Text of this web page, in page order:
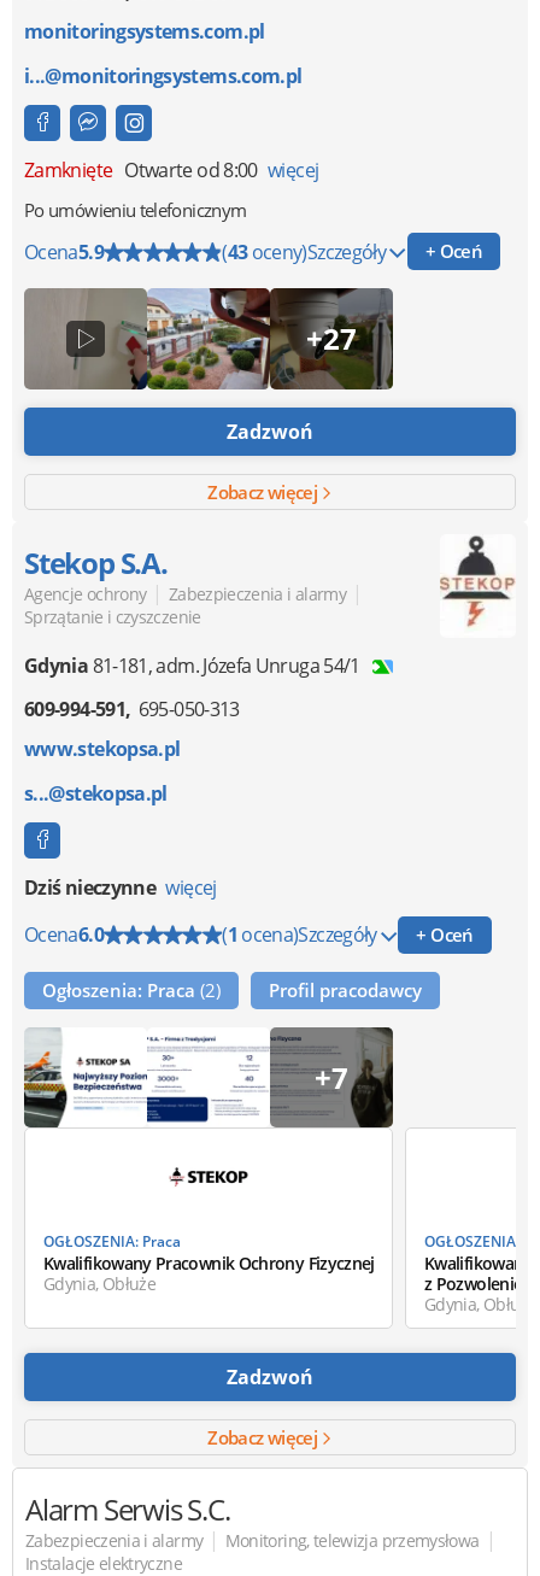
monitoringsystems.com.pl
i...@monitoringsystems.com.pl
Zamknięte Otwarte od 8:00 więcej
Po umówieniu telefonicznym
Ocena5.9 (43oceny)Szczegóły + Oceń
+27
Zadzwoń
Zobacz więcej
Stekop S.A.
Agencje ochrony | Zabezpieczenia i alarmy |
Sprzątanie i czyszczenie
Gdynia81-181,adm. Józefa Unruga 54/1
609-994-591 695-050-313
www.stekopsa.pl
s...@stekopsa.pl
Dziś nieczynne więcej
Ocena6.0 (1 ocena)Szczegóły + Oceń
Ogłoszenia: Praca (2) Profil pracodawcy
+7
OGŁOSZENIA: Praca
Kwalifikowany Pracownik Ochrony Fizycznej
Gdynia, Obłuże
OGŁOSZENIA:
Kwalifikowany
z
Gdynia, Obłuże
Zadzwoń
Zobacz więcej
Alarm SerwisS.C.
Zabezpieczenia i alarmy | Monitoring, telewizja przemysłowa |
Instalacje elektryczne